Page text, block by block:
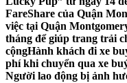
FareShare của Quận
việc tại Quận
tháng để giúp trang trải
cộngHành khách đi xe
phí khi chuyển qua xe
Người lao động bị ảnh